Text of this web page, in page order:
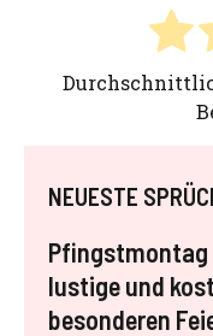
NEUESTE
Pfingstmontag
lustige und
besonderen